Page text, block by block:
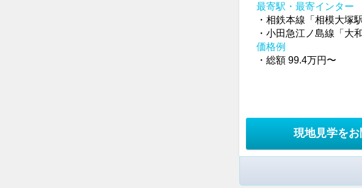
最寄駅・最寄インター
・相鉄本線「相模大塚駅
・小田急江ノ島線「大
価格例
・総額 99.4万円〜
現地見学を